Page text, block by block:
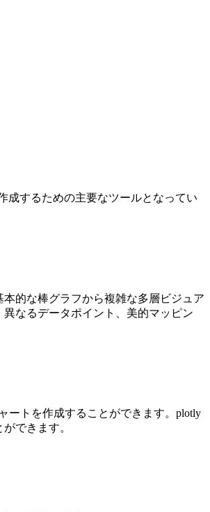
成するための主要なツールとなってい
的な棒グラフから複雑な多層ビジュア
なるデータポイント、美的マッピン
ートを作成することができます。plotly
できます。